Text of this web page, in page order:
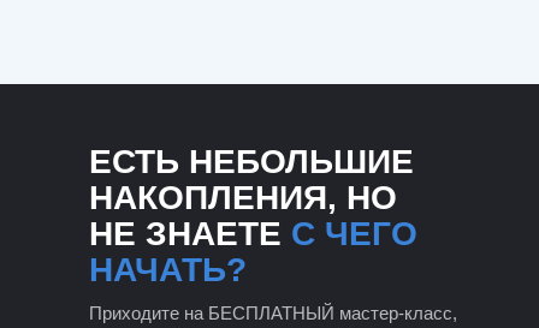
Приходите на БЕСПЛАТНЫЙ мастер-класс,
ЕСТЬ НЕБОЛЬШИЕ
НАКОПЛЕНИЯ, НО
НЕ ЗНАЕТЕ С ЧЕГО
НАЧАТЬ?